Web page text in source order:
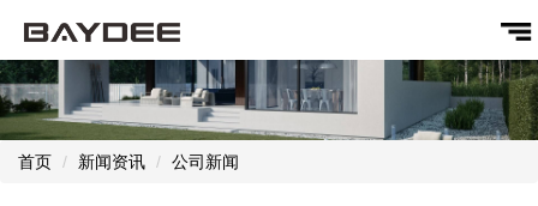
首页 新闻资讯 公司新闻